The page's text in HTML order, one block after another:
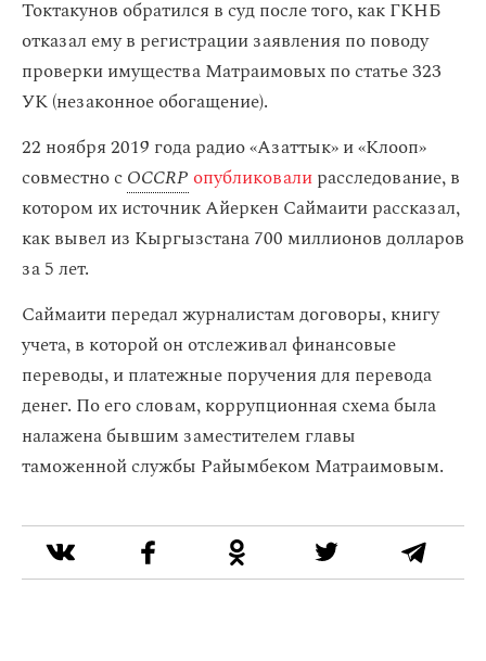
Токтакунов обратился в суд после того, как ГКНБ
отказал ему в регистрации заявления по поводу
проверки имущества Матраимовых по статье 323
УК (незаконное обогащение).
22 ноября 2019 года радио «Азаттык» и «Клооп»
совместно сOCCRP опубликовалирасследование, в
котором их источник Айеркен Саймаити рассказал,
как вывел из Кыргызстана 700 миллионов долларов
за 5 лет.
Саймаити передал журналистам договоры, книгу
учета, в которой он отслеживал финансовые
переводы, и платежные поручения для перевода
денег. По его словам, коррупционная схема была
налажена бывшим заместителем главы
таможенной службы Райымбеком Матраимовым.